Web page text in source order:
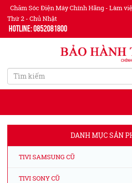
Chăm Sóc Điện Máy Chính Hãng - Làm
Thứ 2 - Chủ Nhật
Hotline: 0852081800
DANH MỤC SẢN
TIVI SAMSUNG CŨ
TIVI SONY CŨ